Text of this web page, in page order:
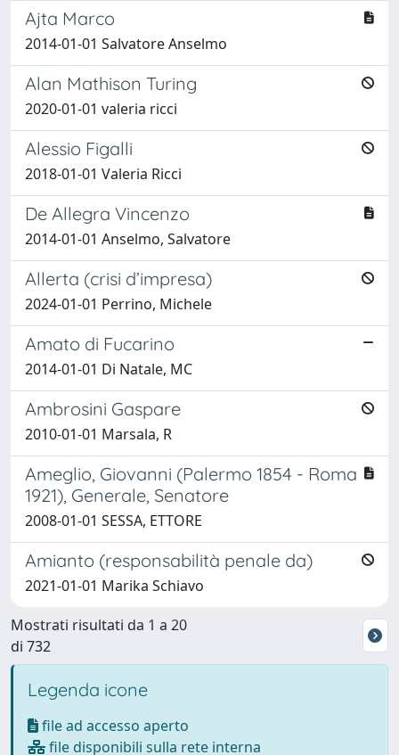
Ajta Marco
2014-01-01 Salvatore Anselmo
Alan Mathison Turing
2020-01-01 valeria ricci
Alessio Figalli
2018-01-01 Valeria Ricci
De Allegra Vincenzo
2014-01-01 Anselmo, Salvatore
Allerta (crisi d’impresa)
2024-01-01 Perrino, Michele
Amato di Fucarino
2014-01-01 Di Natale, MC
Ambrosini Gaspare
2010-01-01 Marsala, R
Ameglio, Giovanni (Palermo 1854 - Roma
1921), Generale, Senatore
2008-01-01 SESSA, ETTORE
Amianto (responsabilità penale da)
2021-01-01 Marika Schiavo
Mostrati risultati da 1 a 20
di 732
Legenda icone
file ad accesso aperto
file disponibili sulla rete interna